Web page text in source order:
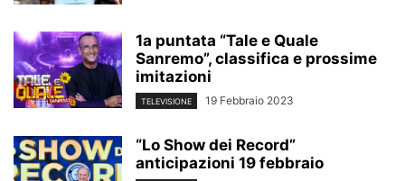
1a puntata “Tale e Quale
Sanremo”, classifica e prossime
imitazioni
TELEVISIONE 19 Febbraio 2023
“Lo Show dei Record”
anticipazioni 19 febbraio